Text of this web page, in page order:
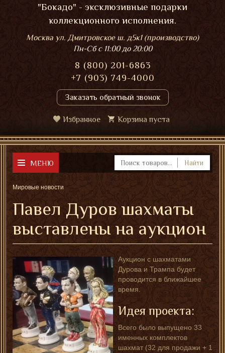
"Бокадо" - эксклюзивные подарки
коллекционного исполнения.
Москва ул. Дмитровское ш. д5к1 (производство)
Пн-Сбс 11:00 до 20:00
8 (800) 201-6863
+7 (903) 749-4000
Заказать обратный звонок
Избранное Корзина пуста
МЕНЮ Найти
Мировые новости
Павел Дуров шахматы
выставлены на аукцион
Аукцион с шахматами
Дурова и Трампа будет
проводится в ближайшее
время.
Идея проекта:
Всего было выпущено 33
именных комплектов
шахмат (32 для продажи + 1